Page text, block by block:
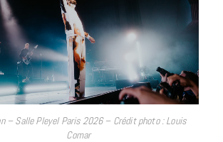
– Salle Pleyel Paris 2026 – Crédit photo : Louis
Comar